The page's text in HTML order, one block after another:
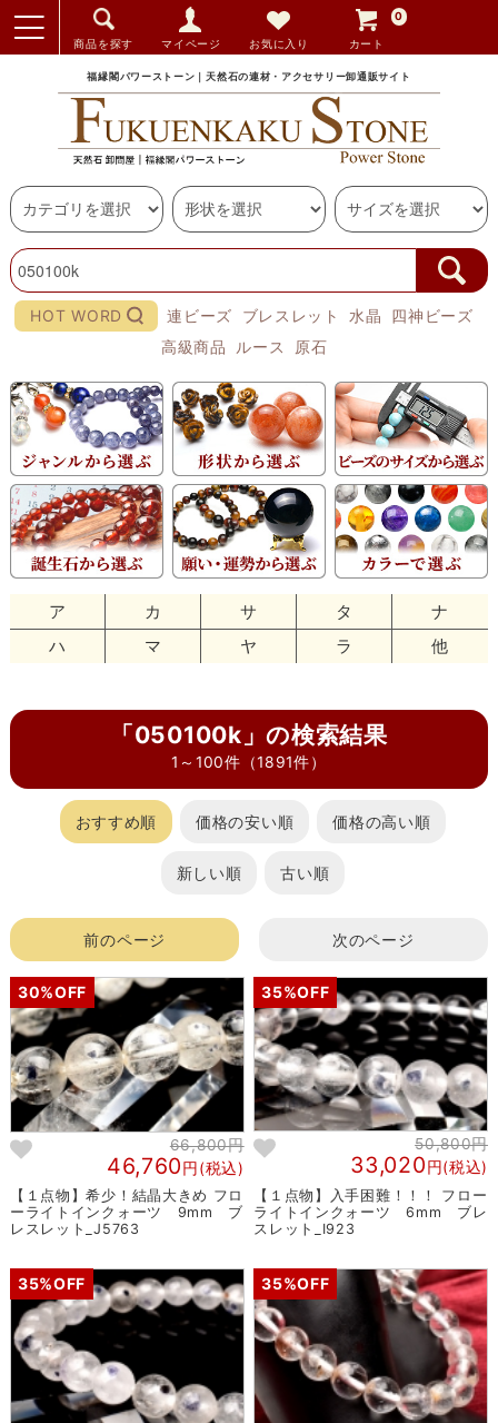
商品を探す マイページ お気に入り カート
0
福縁閣パワーストーン｜天然石の連材・アクセサリー卸通販サイト
HOT WORD 連ビーズ ブレスレット 水晶
四神ビーズ
高級商品
ルース 原石
ア カ サ タ
ナ
ハ
マ ヤ ラ 他
「050100k」の検索結果
1～100件（1891件）
おすすめ順 価格の安い順 価格の高い順
新しい順 古い順
前のページ 次のページ
30%OFF
66,800円
46,760円(税込)
【１点物】希少！結晶大きめ フロ
ーライトインクォーツ 9mm ブ
レスレット_J5763
35%OFF
50,800円
33,020円(税込)
【１点物】入手困難！！！ フロー
ライトインクォーツ 6mm ブレ
スレット_I923
35%OFF 35%OFF